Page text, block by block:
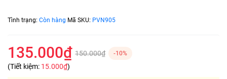
Tình trạng: Còn hàng Mã SKU: PVN905
135.000₫ 150.000₫ -10%
(Tiết kiệm: 15.000₫)